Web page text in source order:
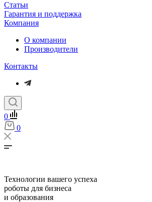
Статьи
Гарантия и поддержка
Компания
О компании
Производители
Контакты
0
0
Технологии вашего успеха
роботы для бизнеса
и образования